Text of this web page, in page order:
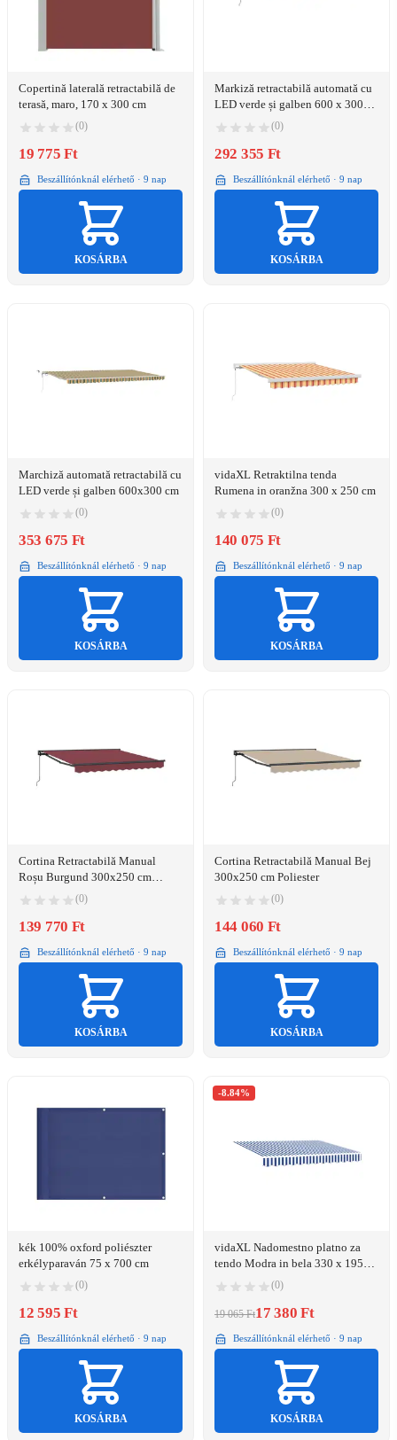
Copertină laterală retractabilă de
terasă, maro, 170 x 300 cm
(0)
19 775 Ft
Beszállítónknál elérhető · 9 nap
KOSÁRBA
Markiză retractabilă automată cu
LED verde și galben 600 x 300
(0)
292 355 Ft
Beszállítónknál elérhető · 9 nap
KOSÁRBA
Marchiză automată retractabilă cu
LED verde și galben 600x300 cm
(0)
353 675 Ft
Beszállítónknál elérhető · 9 nap
KOSÁRBA
vidaXL Retraktilna tenda
Rumena in oranžna 300 x 250 cm
(0)
140 075 Ft
Beszállítónknál elérhető · 9 nap
KOSÁRBA
Cortina Retractabilă Manual
Roșu Burgund 300x250 cm
(0)
139 770 Ft
Beszállítónknál elérhető · 9 nap
KOSÁRBA
Cortina Retractabilă Manual Bej
300x250 cm Poliester
(0)
144 060 Ft
Beszállítónknál elérhető · 9 nap
KOSÁRBA
kék 100% oxford poliészter
erkélyparaván 75 x 700 cm
(0)
12 595 Ft
Beszállítónknál elérhető · 9 nap
KOSÁRBA
-8.84%
vidaXL Nadomestno platno za
tendo Modra in bela 330 x 195
cm Poliester(0)
19 065 Ft17 380 Ft
Beszállítónknál elérhető · 9 nap
KOSÁRBA